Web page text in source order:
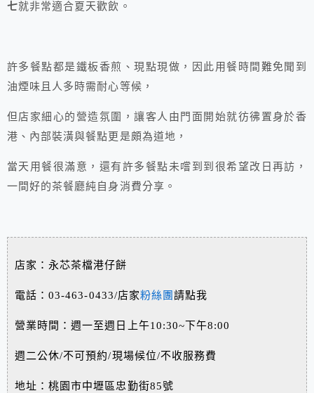
七就非常適合夏天歡飲。
許多餐點都是鐵板香煎、現點現做，因此用餐時間難免聞到
油煙味且人多時需耐心等候，
但店家細心的營造氛圍，讓客人由門面開始就彷彿置身於香
港、內部裝潢與餐點更是頗為道地，
當天用餐很滿意，還有許多餐點未嚐到到很希望改日再訪，
一間好的茶餐廳純自身消費分享。
店家：永芯茶檔港仔餅
電話：03-463-0433/店家粉絲團請點我
營業時間：週一至週日上午10:30~下午8:00
週二公休/不可預約/現場候位/不收服務費
地址：桃園市中壢區忠勤街85號